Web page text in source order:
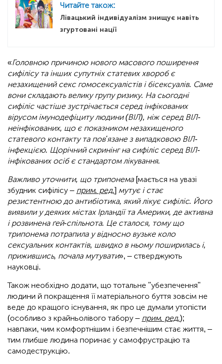
Читайте також:
Лівацький індивідуалізм знищує навіть
згуртовані нації
«Головною причиною нового масового поширення
сифілісу та інших супутніх статевих хвороб є
незахищений секс гомосексуалістів і бісексуалів. Саме
вони складають велику групу ризику. На сьогодні
сифіліс частіше зустрічається серед інфікованих
вірусом імунодефіциту людини (ВІЛ), ніж серед ВІЛ-
неінфікованих, що є показником незахищеного
статевого контакту та пов'язане з випадковою ВІЛ-
інфекцією. Щорічний скринінг на сифіліс серед ВІЛ-
інфікованих осіб є стандартом лікування.
Важливо уточнити, що трипонема[мається на увазі
збудник сифілісу – прим. ред.] мутує і стає
резистентною до антибіотика, який лікує сифіліс. Його
виявили у деяких містах Ірландії та Америки, де активна
і розвинена ґей-спільнота. Це сталося, тому що
трипонема потрапила у відносно вузьке коло
сексуальних контактів, швидко в ньому поширилась і,
прижившись, почала мутувати», – стверджують
науковці.
Також необхідно додати, що тотальне "убезпечення"
людини й покращення її матеріального буття зовсім не
веде до кращого існування, як про це думали утопісти
(особливо з крайньолівого табору – прим. ред.);
навпаки, чим комфортнішим і безпечнішим стає життя, –
тим глибше людина поринає у самофрустрацію та
самодеструкцію.